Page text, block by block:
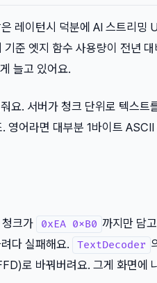
레이턴시 덕분에 AI 스트리밍
준 엣지 함수 사용량이 전년 대
늘고 있어요.
요. 서버가 청크 단위로 텍스트
영어라면 대부분 1바이트
크가 0xEA 0xB0 까지만 담
다 실패해요. TextDecoder
로 바꿔버려요. 그게 화면에